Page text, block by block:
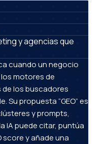
y agencias que
cuando un negocio
motores de
de los buscadores
Su propuesta “GEO” es
y prompts,
IA puede citar, puntúa
score y añade una